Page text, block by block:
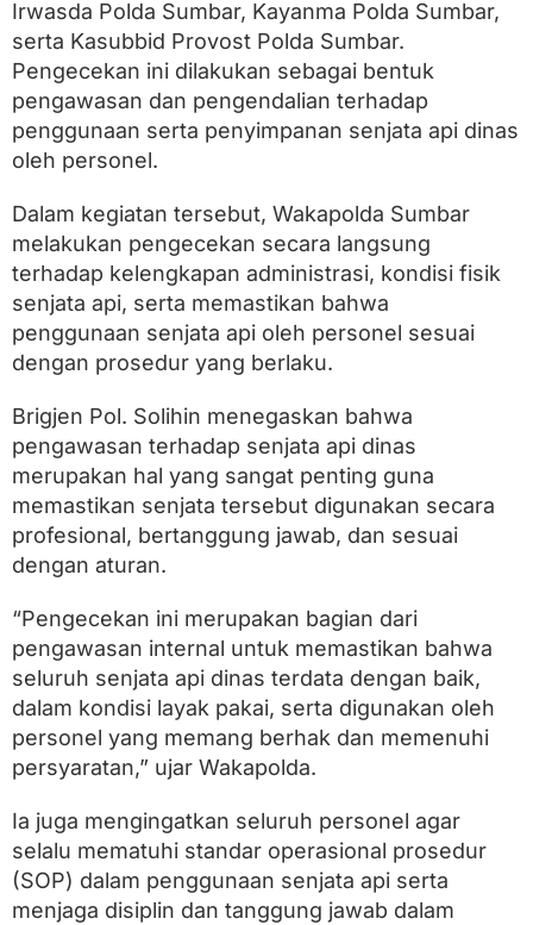
n
j
a
t
a
p
e
r
s
o
n
e
l
d
a
G
u
a
n
g
S
e
j
t
a
Irwasda Polda Sumbar, Kayanma Polda Sumbar,
serta Kasubbid Provost Polda Sumbar.
Pengecekan ini dilakukan sebagai bentuk
pengawasan dan pengendalian terhadap
penggunaan serta penyimpanan senjata api dinas
oleh personel.
Dalam kegiatan tersebut, Wakapolda Sumbar
melakukan pengecekan secara langsung
terhadap kelengkapan administrasi, kondisi fisik
senjata api, serta memastikan bahwa
penggunaan senjata api oleh personel sesuai
dengan prosedur yang berlaku.
Brigjen Pol. Solihin menegaskan bahwa
pengawasan terhadap senjata api dinas
merupakan hal yang sangat penting guna
memastikan senjata tersebut digunakan secara
profesional, bertanggung jawab, dan sesuai
dengan aturan.
“Pengecekan ini merupakan bagian dari
pengawasan internal untuk memastikan bahwa
seluruh senjata api dinas terdata dengan baik,
dalam kondisi layak pakai, serta digunakan oleh
personel yang memang berhak dan memenuhi
persyaratan,” ujar Wakapolda.
Ia juga mengingatkan seluruh personel agar
selalu mematuhi standar operasional prosedur
(SOP) dalam penggunaan senjata api serta
menjaga disiplin dan tanggung jawab dalam